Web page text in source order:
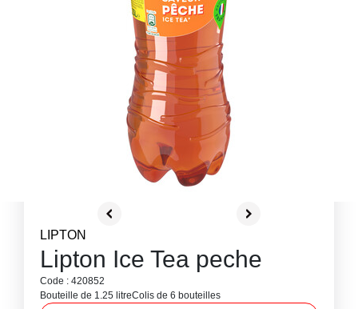
LIPTON
Lipton Ice Tea peche
Code : 420852
Bouteille de 1.25 litreColis de 6 bouteilles